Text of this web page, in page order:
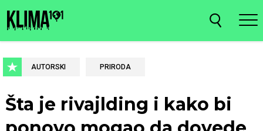
AUTORSKI PRIRODA
Šta je rivajlding i kako bi